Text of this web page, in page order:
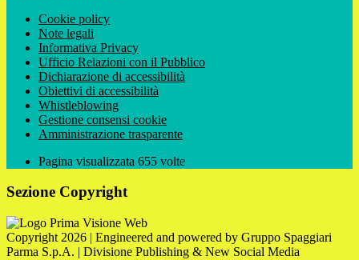
Cookie policy
Note legali
Informativa Privacy
Ufficio Relazioni con il Pubblico
Dichiarazione di accessibilità
Obiettivi di accessibilità
Whistleblowing
Gestione consensi cookie
Amministrazione trasparente
Pagina visualizzata 655 volte
Sezione Copyright
Copyright 2026 | Engineered and powered by Gruppo Spaggiari
Parma S.p.A. | Divisione Publishing & New Social Media